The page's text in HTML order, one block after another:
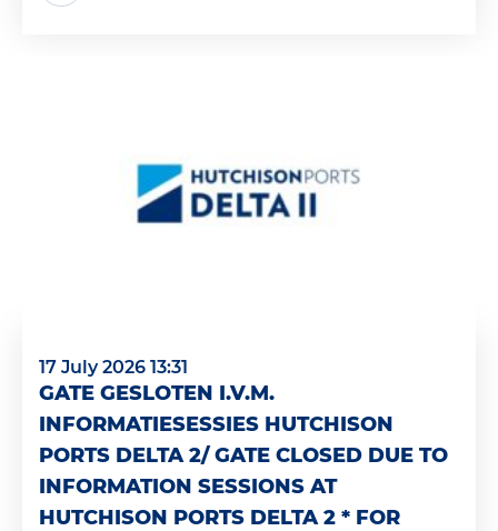
17 July 2026 13:31
GATE GESLOTEN I.V.M.
INFORMATIESESSIES HUTCHISON
PORTS DELTA 2/ GATE CLOSED DUE TO
INFORMATION SESSIONS AT
HUTCHISON PORTS DELTA 2 * FOR